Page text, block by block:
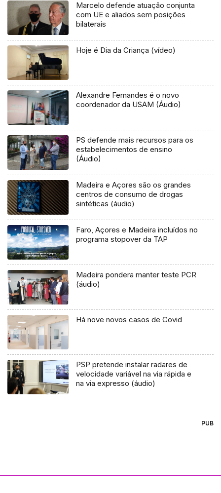
Marcelo defende atuação conjunta
com UE e aliados sem posições
bilaterais
Hoje é Dia da Criança (vídeo)
Alexandre Fernandes é o novo
coordenador da USAM (Áudio)
PS defende mais recursos para os
estabelecimentos de ensino
(Áudio)
Madeira e Açores são os grandes
centros de consumo de drogas
sintéticas (áudio)
Faro, Açores e Madeira incluídos no
programa stopover da TAP
Madeira pondera manter teste PCR
(áudio)
Há nove novos casos de Covid
PSP pretende instalar radares de
velocidade variável na via rápida e
na via expresso (áudio)
PUB